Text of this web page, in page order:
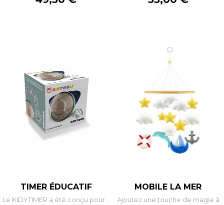
TIMER ÉDUCATIF
Le KIDYTIMER a été conçu pour...
MOBILE LA MER
Ajoutez une touche de magie à